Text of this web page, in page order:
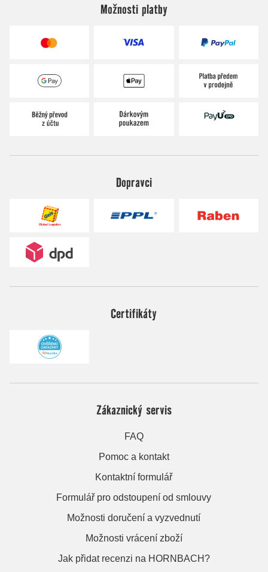
Možnosti platby
Dopravci
Certifikáty
Zákaznický servis
FAQ
Pomoc a kontakt
Kontaktní formulář
Formulář pro odstoupení od smlouvy
Možnosti doručení a vyzvednutí
Možnosti vrácení zboží
Jak přidat recenzi na HORNBACH?